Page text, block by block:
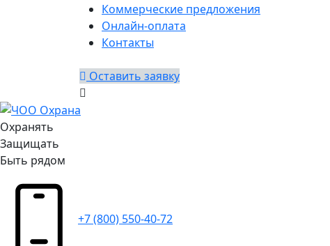
Коммерческие предложения
Онлайн-оплата
Контакты
Оставить заявку
Охранять
Защищать
Быть рядом
+7 (800) 550-40-72